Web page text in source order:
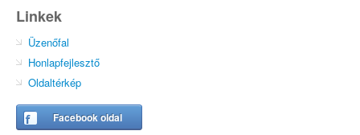
Linkek
Üzenőfal
Honlapfejlesztő
Oldaltérkép
Facebook oldal